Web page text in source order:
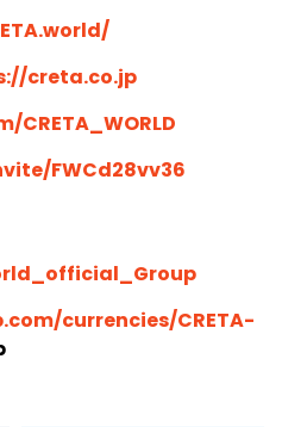
creta.co.jp
FWCd28vv36
currencies/CRETA-